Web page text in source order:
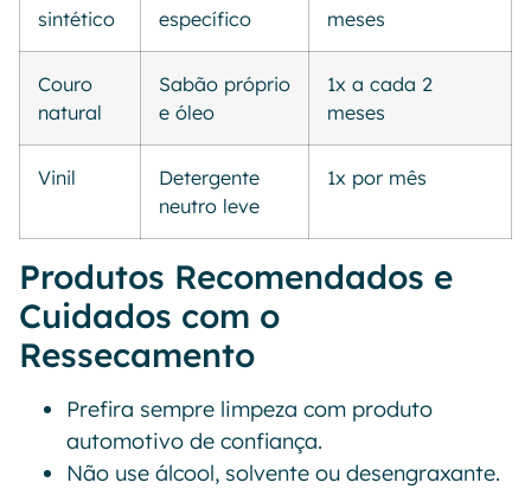
sintético
específico
meses
Couro
natural
Sabão próprio
e óleo
1x a cada 2
meses
Vinil
Detergente
neutro leve
1x por mês
Produtos Recomendados e
Cuidados com o
Ressecamento
Prefira sempre limpeza com produto
automotivo de confiança.
Não use álcool, solvente ou desengraxante.